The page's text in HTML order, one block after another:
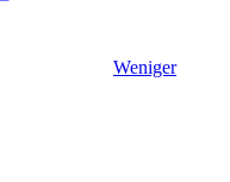
Weniger